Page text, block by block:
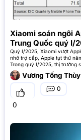
Xiaomi soán ngôi
Trung Quốc quý I/
Quý I/2025, Xiaomi vượt
nhờ trợ cấp, Apple tụt thứ
Trong quý I/2025, thị trường
tổng cộng 71,6 triệu máy, so
Vương Tống
0
0